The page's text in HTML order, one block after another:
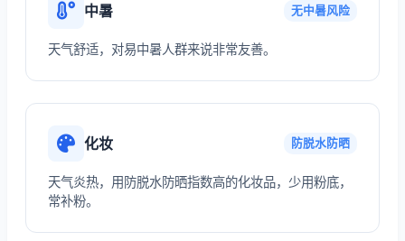
中暑 无中暑风险
天气舒适，对易中暑人群来说非常友善。
化妆 防脱水防晒
天气炎热，用防脱水防晒指数高的化妆品，少用粉底，
常补粉。